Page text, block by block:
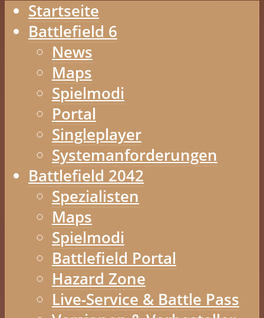
Startseite
Battlefield 6
News
Maps
Spielmodi
Portal
Singleplayer
Systemanforderungen
Battlefield 2042
Spezialisten
Maps
Spielmodi
Battlefield Portal
Hazard Zone
Live-Service & Battle Pass